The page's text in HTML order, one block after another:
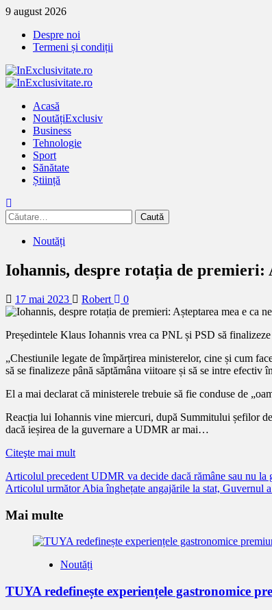
Treci
continut
9 august 2026
Despre noi
Termeni și condiții
Primary
Acasă
NoutățiExclusiv
Business
Tehnologie
Sport
Sănătate
Știință
Caută
după:
Noutăți
Iohannis, despre rotația de premieri:
17 mai 2023 Robert 0
Președintele Klaus Iohannis vrea ca PNL și PSD să
„Chestiunile legate de împărțirea ministerelor, cine și cum
să se finalizeze până săptămâna viitoare și să se intre
El a mai declarat că ministerele trebuie să fie conduse de
Reacția lui Iohannis vine miercuri, după Summitului șefilor
dacă ieșirea de la guvernare a UDMR ar mai…
Citeşte mai mult
Citește
mai
mult
Articolul precedent UDMR va decide dacă rămâne sau nu
Articolul următorAbia înghețate angajările la stat, Guvernul
Mai multe
Noutăți
TUYA redefinește experiențele gastronomice